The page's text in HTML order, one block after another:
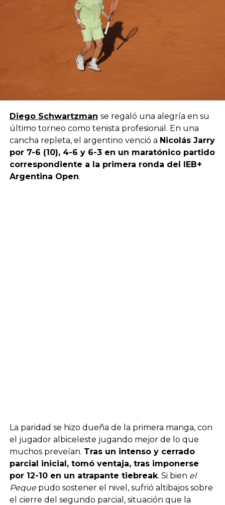
Diego Schwartzman se regaló una alegría en su
último torneo como tenista profesional. En una
cancha repleta, el argentino venció a Nicolás Jarry
por 7-6 (10), 4-6 y 6-3 en un maratónico partido
correspondiente a la primera ronda del IEB+
Argentina Open.
La paridad se hizo dueña de la primera manga, con
el jugador albiceleste jugando mejor de lo que
muchos preveían. Tras un intenso y cerrado
parcial inicial, tomó ventaja, tras imponerse
por 12-10 en un atrapante tiebreak. Si bien el
Pequepudo sostener el nivel, sufrió altibajos sobre
el cierre del segundo parcial, situación que la